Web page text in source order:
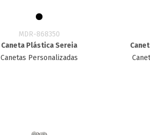
MDR-868350
Caneta Plástica Sereia
Canetas Personalizadas